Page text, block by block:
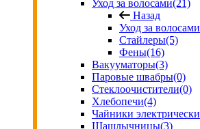
Уход за волосами(21)
Назад
Уход за волосами
Стайлеры(5)
Фены(16)
Вакууматоры(3)
Паровые швабры(0)
Стеклоочистители(0)
Хлебопечи(4)
Чайники
Шашлычницы(3)